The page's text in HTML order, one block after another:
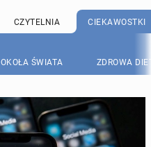
CZYTELNIA CIEKAWOSTKI
ŚWIATA ZDROWA